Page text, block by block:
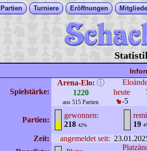
Partien Turniere Eröffnungen
Spielstärke:
Arena-Elo: ⓘ
1220
aus 515 Partien
heute
-5
Partien:
gewonnen:
218 42%
19
Zeit: angemeldet seit: